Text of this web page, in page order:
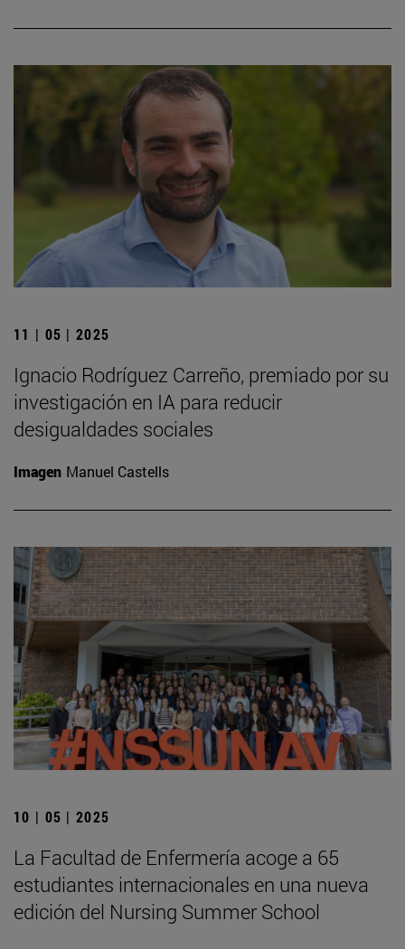
11 | 05 | 2025
Ignacio Rodríguez Carreño, premiado por su
investigación en IA para reducir
desigualdades sociales
Imagen Manuel Castells
10 | 05 | 2025
La Facultad de Enfermería acoge a 65
estudiantes internacionales en una nueva
edición del Nursing Summer School